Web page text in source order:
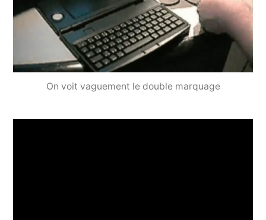
On voit vaguement le double marquage